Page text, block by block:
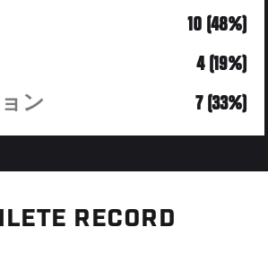
10 (48%)
4 (19%)
ン
7 (33%)
RECORD